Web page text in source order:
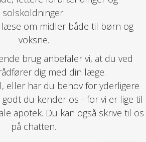
solskoldninger.
læse om midler både til børn og
voksne.
brug anbefaler vi, at du ved
dig med din læge.
eller har du behov for yderligere
du kender os - for vi er lige til
apotek. Du kan også skrive til os
på chatten.